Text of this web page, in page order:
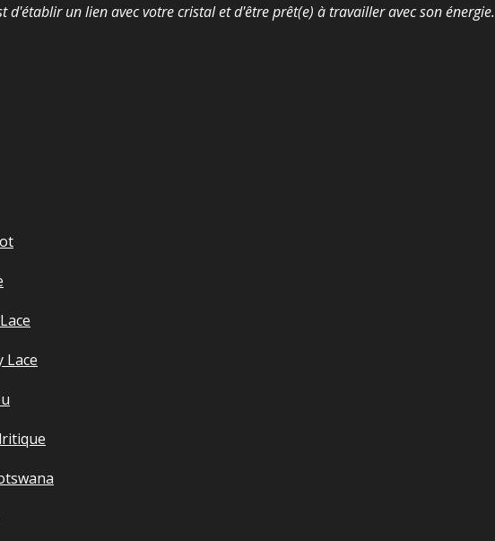
d'établir un lien avec votre cristal et d'être prêt(e) à travailler avec son énergie.
Lace